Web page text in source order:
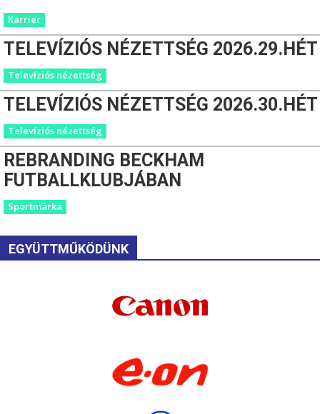
Karrier
TELEVÍZIÓS NÉZETTSÉG 2026.29.HÉT
Televíziós nézettség
TELEVÍZIÓS NÉZETTSÉG 2026.30.HÉT
Televíziós nézettség
REBRANDING BECKHAM
FUTBALLKLUBJÁBAN
Sportmárka
EGYÜTTMŰKÖDÜNK